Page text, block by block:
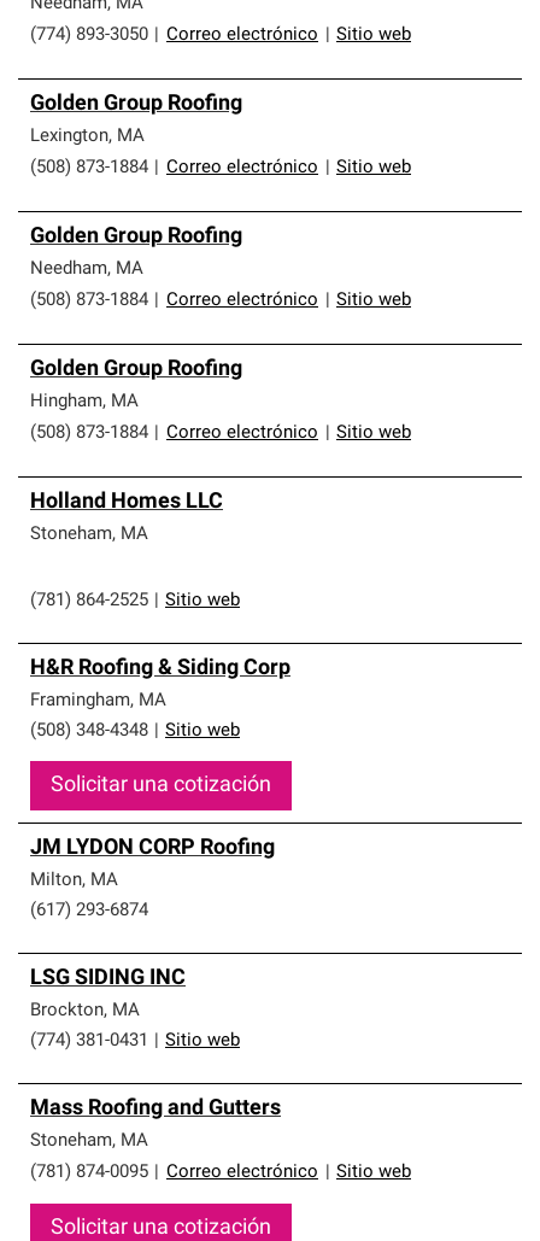
Needham, MA
(774) 893-3050
Correo electrónico Sitio web
Golden Group Roofing
Lexington, MA
(508) 873-1884
Correo electrónico Sitio web
Golden Group Roofing
Needham, MA
(508) 873-1884
Correo electrónico Sitio web
Golden Group Roofing
Hingham, MA
(508) 873-1884
Correo electrónico Sitio web
Holland Homes LLC
Stoneham, MA
(781) 864-2525 Sitio web
H&R Roofing & Siding Corp
Framingham, MA
(508) 348-4348
Sitio web
Solicitar una cotización
JM LYDON CORP Roofing
Milton, MA
(617) 293-6874
LSG SIDING INC
Brockton, MA
(774) 381-0431
Sitio web
Mass Roofing and Gutters
Stoneham, MA
(781) 874-0095
Correo electrónico Sitio web
Solicitar una cotización